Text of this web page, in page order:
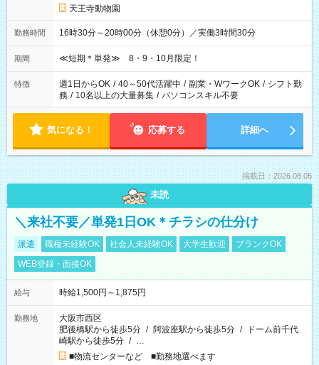
天王寺動物園
勤務時間 16時30分～20時00分（休憩0分）／実働3時間30分
期間 ≪短期＊単発≫ 8・9・10月限定！
特徴 週1日からOK / 40～50代活躍中 / 副業・WワークOK / シフト勤
務 / 10名以上の大量募集 / パソコンスキル不要
気になる！ 応募する 詳細へ
掲載日：2026.08.05
未読
＼来社不要／単発1日OK＊チラシの仕分け
派遣 職種未経験OK 社会人未経験OK 大学生歓迎
ブランクOK
WEB登録・面接OK
給与 時給1,500円～1,875円
勤務地
大阪市西区
肥後橋駅から徒歩5分 / 阿波座駅から徒歩5分 /
ドーム前千代
崎駅から徒歩5分 / …
■物流センターなど ■勤務地選べます